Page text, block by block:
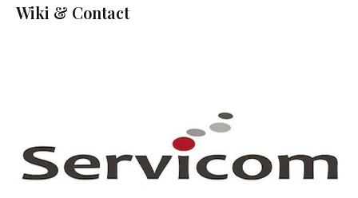
Wiki & Contact